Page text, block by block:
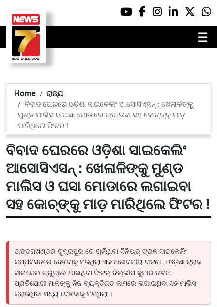
☰
Home
ରାଜ୍ୟ
ବିବାଦ ଘେରରେ ଓଡ଼ିଶା ସାଇକେଲିଂ ଆସୋସିଏସନ୍ : ଖେଳାଳିଙ୍କୁ
ମୁଣ୍ଡ ମାଲିସ ଓ ଘସା ମୋଡାରେ ଲଗାଇବା ସହ କୋଚ୍‌ଙ୍କୁ ମାଡ଼
ମାରିଥିଲେ ଫିଟର !
ବିବାଦ ଘେରରେ ଓଡ଼ିଶା ସାଇକେଲିଂ
ଆସୋସିଏସନ୍ : ଖେଳାଳିଙ୍କୁ ମୁଣ୍ଡ
ମାଲିସ ଓ ଘସା ମୋଡାରେ ଲଗାଇବା
ସହ କୋଚ୍‌ଙ୍କୁ ମାଡ଼ ମାରିଥିଲେ ଫିଟର !
ଉତ୍ତରାଖଣ୍ଡର ରୁଦ୍ରପୁର ରେ ଚାଲିଥିବା ସିନିୟର୍ ଟ୍ରାକ ସାଇକେଲିଂ
କମ୍ପିଟିସନରେ ଦେଖିବାକୁ ମିଳିଥିଲା ଏକ ଅଭାବନୀୟ ଘଟଣା । ଓଡ଼ିଶା ଟ୍ରାକ
ସାଇକେଲ ଗ୍ରୁପ୍‌ରେ ଯାଇଥିବା ଫିଟର୍ ଦିଲ୍ଲୀପ କୁମାର ନାଟିଆ
ପ୍ରତିଯୋଗୀ ମାନଙ୍କୁ ନିଜ ବ୍ୟକ୍ତିଗତ କାମରେ ଲଗାଇଥିବା ସହ ମାଲିସ
କରାଉଥିବା ମଧ୍ୟ ଦେଖିବାକୁ ମିଳିଥିଲା ।